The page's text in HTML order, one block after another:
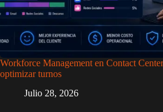
Workforce Management en Contact
optimizar turnos
Julio 28, 2026